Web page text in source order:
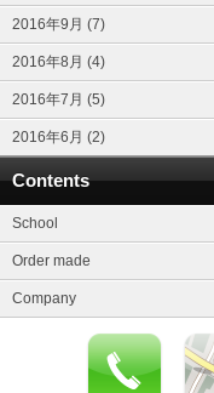
2016年9月 (7)
2016年8月 (4)
2016年7月 (5)
2016年6月 (2)
Contents
School
Order made
Company